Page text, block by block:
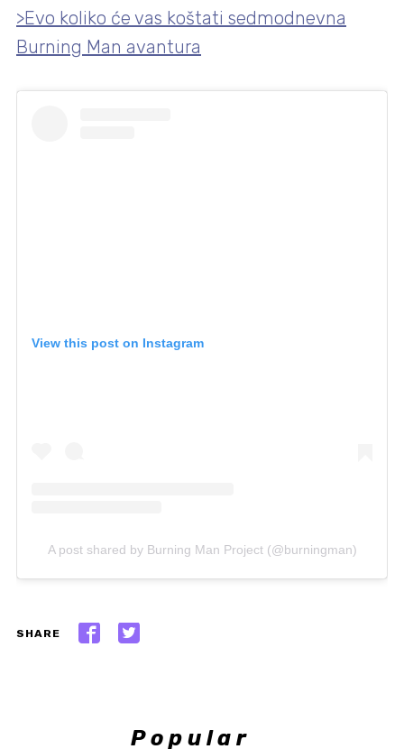
>Evo koliko će vas koštati sedmodnevna
Burning Man avantura
View this post on Instagram
A post shared by Burning Man Project (@burningman)
SHARE
Popular